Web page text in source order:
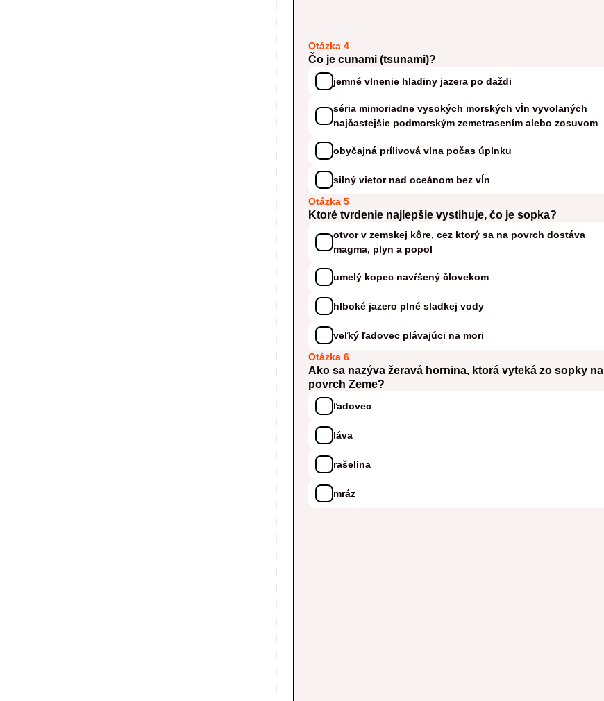
Otázka 4
Čo je cunami (tsunami)?
jemné vlnenie hladiny jazera po daždi
séria mimoriadne vysokých morských vĺn vyvolaných
najčastejšie podmorským zemetrasením alebo zosuvom
obyčajná prílivová vlna počas úplnku
silný vietor nad oceánom bez vĺn
Otázka 5
Ktoré tvrdenie najlepšie vystihuje, čo je sopka?
otvor v zemskej kôre, cez ktorý sa na povrch dostáva
magma, plyn a popol
umelý kopec navŕšený človekom
hlboké jazero plné sladkej vody
veľký ľadovec plávajúci na mori
Otázka 6
Ako sa nazýva žeravá hornina, ktorá vyteká zo sopky na
povrch Zeme?
ľadovec
láva
rašelina
mráz